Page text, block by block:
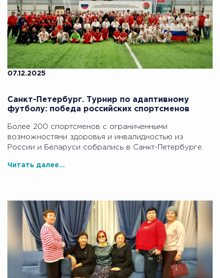
07.12.2025
Санкт-Петербург. Турнир по адаптивному
футболу: победа российских спортсменов
Более 200 спортсменов с ограниченными
возможностями здоровья и инвалидностью из
России и Беларуси собрались в Санкт-Петербурге.
Читать далее...